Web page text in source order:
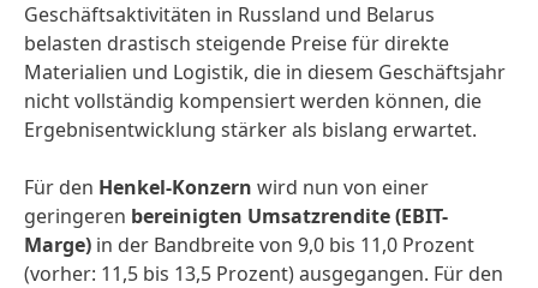
Geschäftsaktivitäten in Russland und Belarus
belasten drastisch steigende Preise für direkte
Materialien und Logistik, die in diesem Geschäftsjahr
nicht vollständig kompensiert werden können, die
Ergebnisentwicklung stärker als bislang erwartet.
Für den Henkel-Konzern wird nun von einer
geringeren bereinigten Umsatzrendite(EBIT-
Marge) in der Bandbreite von 9,0 bis 11,0 Prozent
(vorher: 11,5 bis 13,5 Prozent) ausgegangen. Für den